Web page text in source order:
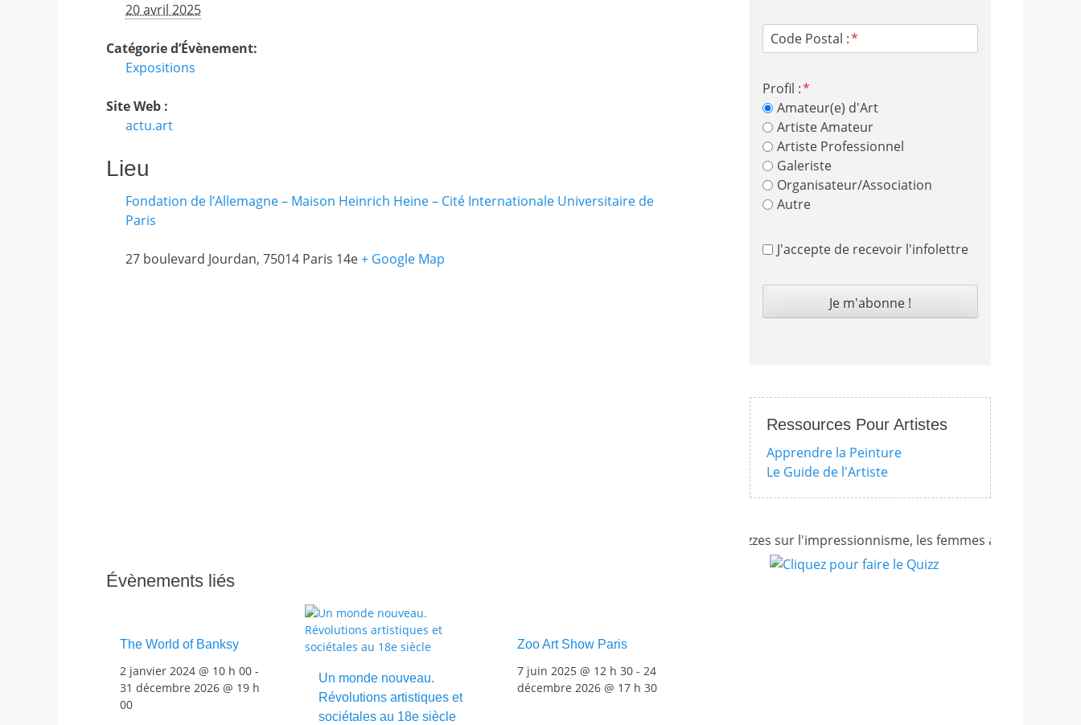
20 avril 2025
Catégorie d’Évènement:
Expositions
Site Web :
actu.art
Lieu
Fondation de l’Allemagne – Maison Heinrich Heine – Cité Internationale Universitaire de
Paris
27 boulevard Jourdan, 75014 Paris 14e+ Google Map
Évènements liés
The World of Banksy
2 janvier 2024 @ 10 h 00 -
31 décembre 2026 @ 19 h
00
Un monde nouveau.
Révolutions artistiques et
sociétales au 18e siècle
Zoo Art Show Paris
7 juin 2025 @ 12 h 30- 24
décembre 2026 @ 17 h 30
Code Postal :
Profil :
Amateur(e) d'Art
Artiste Amateur
Artiste Professionnel
Galeriste
Organisateur/Association
Autre
J'accepte de recevoir l'infolettre
Ressources Pour Artistes
Apprendre la Peinture
Le Guide de l'Artiste
Testez vos connaissances artistiques avec nos quizzes sur l'impressionnisme, les femmes artistes et bien